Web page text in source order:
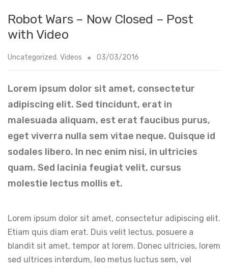
Robot Wars – Now Closed – Post
with Video
Uncategorized, Videos 03/03/2016
Lorem ipsum dolor sit amet, consectetur
adipiscing elit. Sed tincidunt, erat in
malesuada aliquam, est erat faucibus purus,
eget viverra nulla sem vitae neque. Quisque id
sodales libero. In nec enim nisi, in ultricies
quam. Sed lacinia feugiat velit, cursus
molestie lectus mollis et.
Lorem ipsum dolor sit amet, consectetur adipiscing elit.
Etiam quis diam erat. Duis velit lectus, posuere a
blandit sit amet, tempor at lorem. Donec ultricies, lorem
sed ultrices interdum, leo metus luctus sem, vel